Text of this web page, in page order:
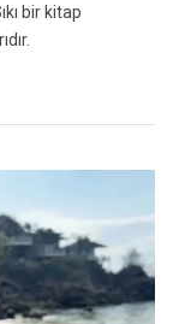
bir kitap